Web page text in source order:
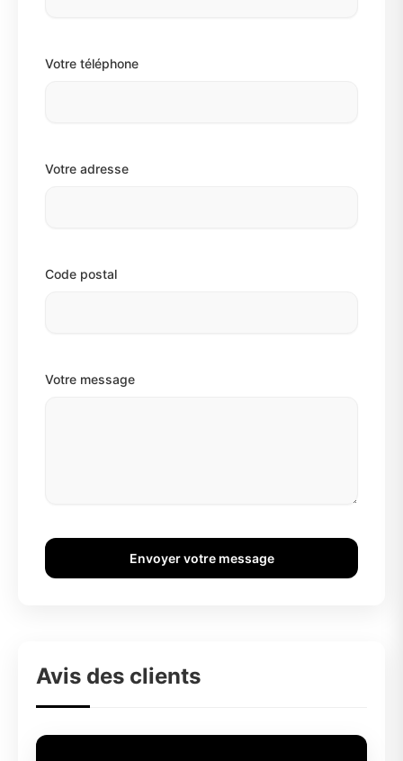
Votre téléphone
Votre adresse
Code postal
Votre message
Envoyer votre message
Avis des clients